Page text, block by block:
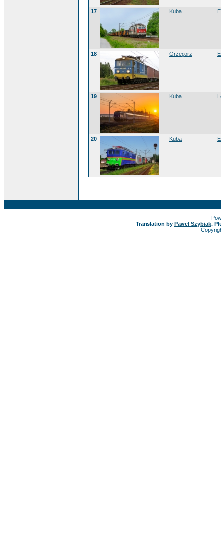
17 Kuba
18 Grzegorz
19 Kuba
20 Kuba
Translation by Paweł Szybiak.